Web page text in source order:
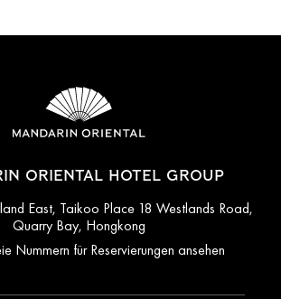
ORIENTAL HOTEL GROUP
East, Taikoo Place 18 Westlands Road,
Quarry Bay, Hongkong
Nummern für Reservierungen ansehen